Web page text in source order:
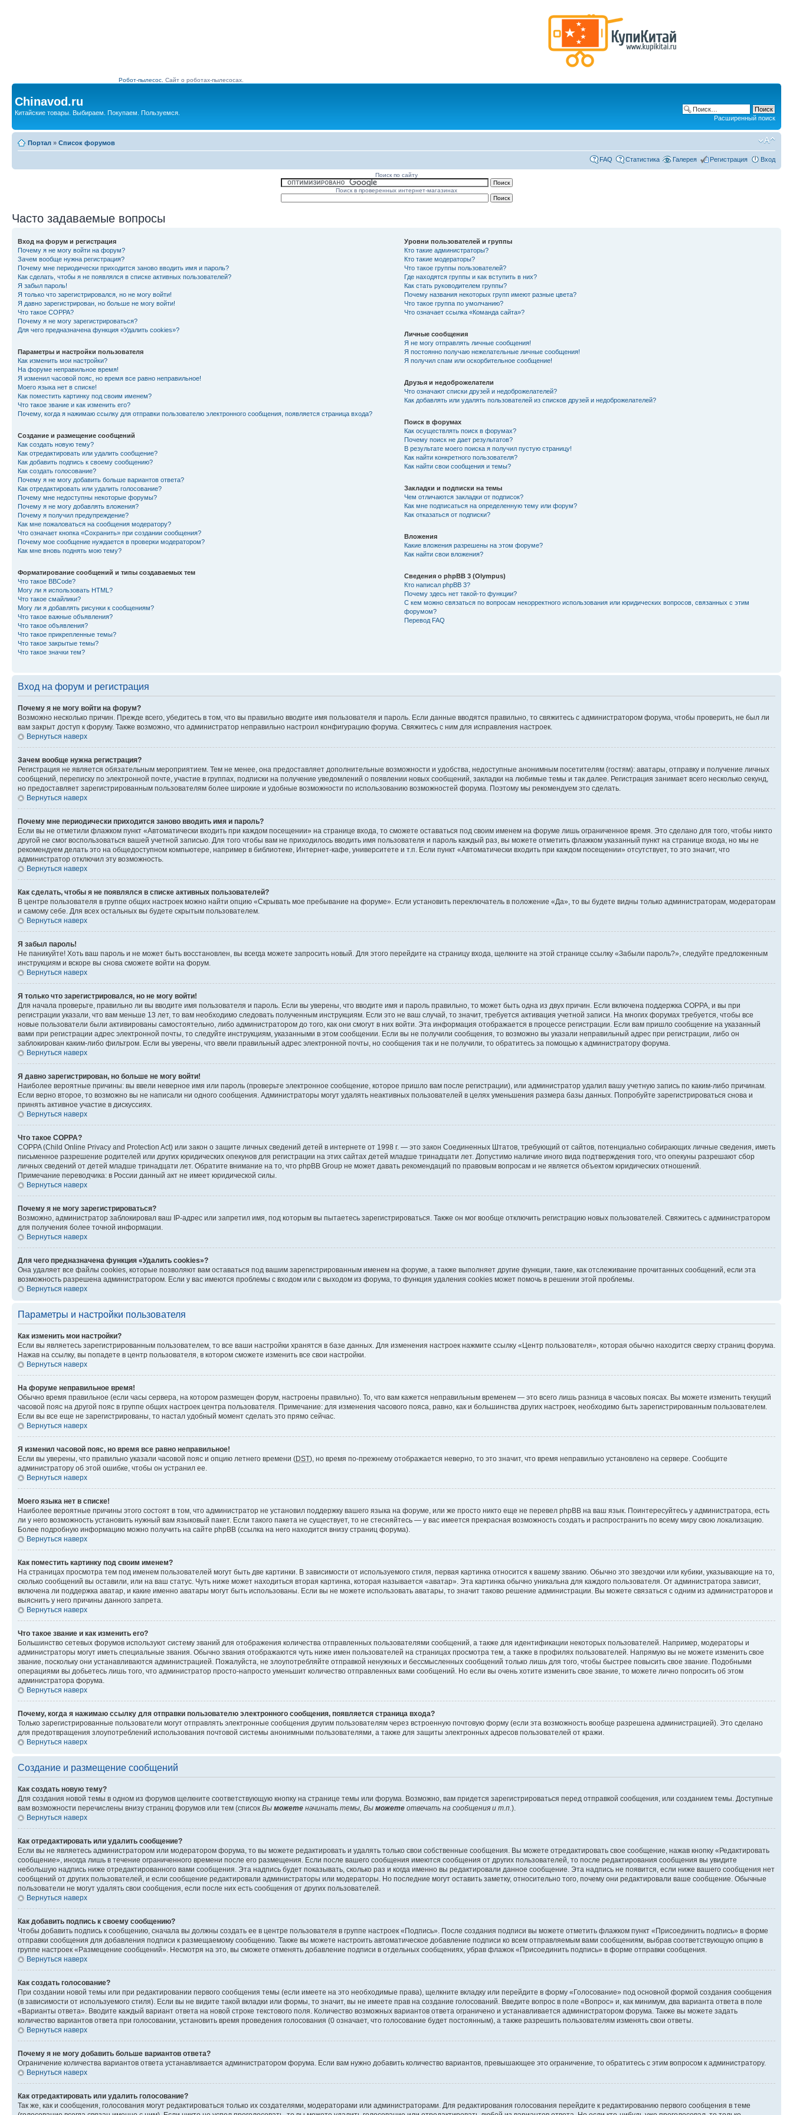
Робот-пылесос. Сайт о роботах-пылесосах.
Chinavod.ru
Китайские товары. Выбираем. Покупаем. Пользуемся.
Расширенный поиск
Портал » Список форумов
FAQ Статистика Галерея Регистрация Вход
Поиск по сайту
Поиск в проверенных интернет-магазинах
Часто задаваемые вопросы
Вход на форум и регистрация
Почему я не могу войти на форум?
Зачем вообще нужна регистрация?
Почему мне периодически приходится заново вводить имя и пароль?
Как сделать, чтобы я не появлялся в списке активных пользователей?
Я забыл пароль!
Я только что зарегистрировался, но не могу войти!
Я давно зарегистрирован, но больше не могу войти!
Что такое COPPA?
Почему я не могу зарегистрироваться?
Для чего предназначена функция «Удалить cookies»?
Параметры и настройки пользователя
Как изменить мои настройки?
На форуме неправильное время!
Я изменил часовой пояс, но время все равно неправильное!
Моего языка нет в списке!
Как поместить картинку под своим именем?
Что такое звание и как изменить его?
Почему, когда я нажимаю ссылку для отправки пользователю электронного сообщения, появляется страница входа?
Создание и размещение сообщений
Как создать новую тему?
Как отредактировать или удалить сообщение?
Как добавить подпись к своему сообщению?
Как создать голосование?
Почему я не могу добавить больше вариантов ответа?
Как отредактировать или удалить голосование?
Почему мне недоступны некоторые форумы?
Почему я не могу добавлять вложения?
Почему я получил предупреждение?
Как мне пожаловаться на сообщения модератору?
Что означает кнопка «Сохранить» при создании сообщения?
Почему мое сообщение нуждается в проверки модератором?
Как мне вновь поднять мою тему?
Форматирование сообщений и типы создаваемых тем
Что такое BBCode?
Могу ли я использовать HTML?
Что такое смайлики?
Могу ли я добавлять рисунки к сообщениям?
Что такое важные объявления?
Что такое объявления?
Что такое прикрепленные темы?
Что такое закрытые темы?
Что такое значки тем?
Уровни пользователей и группы
Кто такие администраторы?
Кто такие модераторы?
Что такое группы пользователей?
Где находятся группы и как вступить в них?
Как стать руководителем группы?
Почему названия некоторых групп имеют разные цвета?
Что такое группа по умолчанию?
Что означает ссылка «Команда сайта»?
Личные сообщения
Я не могу отправлять личные сообщения!
Я постоянно получаю нежелательные личные сообщения!
Я получил спам или оскорбительное сообщение!
Друзья и недоброжелатели
Что означают списки друзей и недоброжелателей?
Как добавлять или удалять пользователей из списков друзей и недоброжелателей?
Поиск в форумах
Как осуществлять поиск в форумах?
Почему поиск не дает результатов?
В результате моего поиска я получил пустую страницу!
Как найти конкретного пользователя?
Как найти свои сообщения и темы?
Закладки и подписки на темы
Чем отличаются закладки от подписок?
Как мне подписаться на определенную тему или форум?
Как отказаться от подписки?
Вложения
Какие вложения разрешены на этом форуме?
Как найти свои вложения?
Сведения о phpBB 3 (Olympus)
Кто написал phpBB 3?
Почему здесь нет такой-то функции?
С кем можно связаться по вопросам некорректного использования или юридических вопросов, связанных с этим
форумом?
Перевод FAQ
Вход на форум и регистрация
Почему я не могу войти на форум?
Возможно несколько причин. Прежде всего, убедитесь в том, что вы правильно вводите имя пользователя и пароль. Если данные вводятся правильно, то свяжитесь с администратором форума, чтобы проверить, не был ли
вам закрыт доступ к форуму. Также возможно, что администратор неправильно настроил конфигурацию форума. Свяжитесь с ним для исправления настроек.
Вернуться наверх
Зачем вообще нужна регистрация?
Регистрация не является обязательным мероприятием. Тем не менее, она предоставляет дополнительные возможности и удобства, недоступные анонимным посетителям (гостям): аватары, отправку и получение личных
сообщений, переписку по электронной почте, участие в группах, подписки на получение уведомлений о появлении новых сообщений, закладки на любимые темы и так далее. Регистрация занимает всего несколько секунд,
но предоставляет зарегистрированным пользователям более широкие и удобные возможности по использованию возможностей форума. Поэтому мы рекомендуем это сделать.
Вернуться наверх
Почему мне периодически приходится заново вводить имя и пароль?
Если вы не отметили флажком пункт «Автоматически входить при каждом посещении» на странице входа, то сможете оставаться под своим именем на форуме лишь ограниченное время. Это сделано для того, чтобы никто
другой не смог воспользоваться вашей учетной записью. Для того чтобы вам не приходилось вводить имя пользователя и пароль каждый раз, вы можете отметить флажком указанный пункт на странице входа, но мы не
рекомендуем делать это на общедоступном компьютере, например в библиотеке, Интернет-кафе, университете и т.п. Если пункт «Автоматически входить при каждом посещении» отсутствует, то это значит, что
администратор отключил эту возможность.
Вернуться наверх
Как сделать, чтобы я не появлялся в списке активных пользователей?
В центре пользователя в группе общих настроек можно найти опцию «Скрывать мое пребывание на форуме». Если установить переключатель в положение «Да», то вы будете видны только администраторам, модераторам
и самому себе. Для всех остальных вы будете скрытым пользователем.
Вернуться наверх
Я забыл пароль!
Не паникуйте! Хоть ваш пароль и не может быть восстановлен, вы всегда можете запросить новый. Для этого перейдите на страницу входа, щелкните на этой странице ссылку «Забыли пароль?», следуйте предложенным
инструкциям и вскоре вы снова сможете войти на форум.
Вернуться наверх
Я только что зарегистрировался, но не могу войти!
Для начала проверьте, правильно ли вы вводите имя пользователя и пароль. Если вы уверены, что вводите имя и пароль правильно, то может быть одна из двух причин. Если включена поддержка COPPA, и вы при
регистрации указали, что вам меньше 13 лет, то вам необходимо следовать полученным инструкциям. Если это не ваш случай, то значит, требуется активация учетной записи. На многих форумах требуется, чтобы все
новые пользователи были активированы самостоятельно, либо администратором до того, как они смогут в них войти. Эта информация отображается в процессе регистрации. Если вам пришло сообщение на указанный
вами при регистрации адрес электронной почты, то следуйте инструкциям, указанными в этом сообщении. Если вы не получили сообщения, то возможно вы указали неправильный адрес при регистрации, либо он
заблокирован каким-либо фильтром. Если вы уверены, что ввели правильный адрес электронной почты, но сообщения так и не получили, то обратитесь за помощью к администратору форума.
Вернуться наверх
Я давно зарегистрирован, но больше не могу войти!
Наиболее вероятные причины: вы ввели неверное имя или пароль (проверьте электронное сообщение, которое пришло вам после регистрации), или администратор удалил вашу учетную запись по каким-либо причинам.
Если верно второе, то возможно вы не написали ни одного сообщения. Администраторы могут удалять неактивных пользователей в целях уменьшения размера базы данных. Попробуйте зарегистрироваться снова и
принять активное участие в дискуссиях.
Вернуться наверх
Что такое COPPA?
COPPA (Child Online Privacy and Protection Act) или закон о защите личных сведений детей в интернете от 1998 г. — это закон Соединенных Штатов, требующий от сайтов, потенциально собирающих личные сведения, иметь
письменное разрешение родителей или других юридических опекунов для регистрации на этих сайтах детей младше тринадцати лет. Допустимо наличие иного вида подтверждения того, что опекуны разрешают сбор
личных сведений от детей младше тринадцати лет. Обратите внимание на то, что phpBB Group не может давать рекомендаций по правовым вопросам и не является объектом юридических отношений.
Примечание переводчика: в России данный акт не имеет юридической силы.
Вернуться наверх
Почему я не могу зарегистрироваться?
Возможно, администратор заблокировал ваш IP-адрес или запретил имя, под которым вы пытаетесь зарегистрироваться. Также он мог вообще отключить регистрацию новых пользователей. Свяжитесь с администратором
для получения более точной информации.
Вернуться наверх
Для чего предназначена функция «Удалить cookies»?
Она удаляет все файлы cookies, которые позволяют вам оставаться под вашим зарегистрированным именем на форуме, а также выполняет другие функции, такие, как отслеживание прочитанных сообщений, если эта
возможность разрешена администратором. Если у вас имеются проблемы с входом или с выходом из форума, то функция удаления cookies может помочь в решении этой проблемы.
Вернуться наверх
Параметры и настройки пользователя
Как изменить мои настройки?
Если вы являетесь зарегистрированным пользователем, то все ваши настройки хранятся в базе данных. Для изменения настроек нажмите ссылку «Центр пользователя», которая обычно находится сверху страниц форума.
Нажав на ссылку, вы попадете в центр пользователя, в котором сможете изменить все свои настройки.
Вернуться наверх
На форуме неправильное время!
Обычно время правильное (если часы сервера, на котором размещен форум, настроены правильно). То, что вам кажется неправильным временем — это всего лишь разница в часовых поясах. Вы можете изменить текущий
часовой пояс на другой пояс в группе общих настроек центра пользователя. Примечание: для изменения часового пояса, равно, как и большинства других настроек, необходимо быть зарегистрированным пользователем.
Если вы все еще не зарегистрированы, то настал удобный момент сделать это прямо сейчас.
Вернуться наверх
Я изменил часовой пояс, но время все равно неправильное!
Если вы уверены, что правильно указали часовой пояс и опцию летнего времени (DST), но время по-прежнему отображается неверно, то это значит, что время неправильно установлено на сервере. Сообщите
администратору об этой ошибке, чтобы он устранил ее.
Вернуться наверх
Моего языка нет в списке!
Наиболее вероятные причины этого состоят в том, что администратор не установил поддержку вашего языка на форуме, или же просто никто еще не перевел phpBB на ваш язык. Поинтересуйтесь у администратора, есть
ли у него возможность установить нужный вам языковый пакет. Если такого пакета не существует, то не стесняйтесь — у вас имеется прекрасная возможность создать и распространить по всему миру свою локализацию.
Более подробную информацию можно получить на сайте phpBB (ссылка на него находится внизу страниц форума).
Вернуться наверх
Как поместить картинку под своим именем?
На страницах просмотра тем под именем пользователей могут быть две картинки. В зависимости от используемого стиля, первая картинка относится к вашему званию. Обычно это звездочки или кубики, указывающие на то,
сколько сообщений вы оставили, или на ваш статус. Чуть ниже может находиться вторая картинка, которая называется «аватар». Эта картинка обычно уникальна для каждого пользователя. От администратора зависит,
включена ли поддержка аватар, и какие именно аватары могут быть использованы. Если вы не можете использовать аватары, то значит таково решение администрации. Вы можете связаться с одним из администраторов и
выяснить у него причины данного запрета.
Вернуться наверх
Что такое звание и как изменить его?
Большинство сетевых форумов используют систему званий для отображения количества отправленных пользователями сообщений, а также для идентификации некоторых пользователей. Например, модераторы и
администраторы могут иметь специальные звания. Обычно звания отображаются чуть ниже имен пользователей на страницах просмотра тем, а также в профилях пользователей. Напрямую вы не можете изменить свое
звание, поскольку они устанавливаются администрацией. Пожалуйста, не злоупотребляйте отправкой ненужных и бессмысленных сообщений только лишь для того, чтобы быстрее повысить свое звание. Подобными
операциями вы добьетесь лишь того, что администратор просто-напросто уменьшит количество отправленных вами сообщений. Но если вы очень хотите изменить свое звание, то можете лично попросить об этом
администратора форума.
Вернуться наверх
Почему, когда я нажимаю ссылку для отправки пользователю электронного сообщения, появляется страница входа?
Только зарегистрированные пользователи могут отправлять электронные сообщения другим пользователям через встроенную почтовую форму (если эта возможность вообще разрешена администрацией). Это сделано
для предотвращения злоупотреблений использования почтовой системы анонимными пользователями, а также для защиты электронных адресов пользователей от кражи.
Вернуться наверх
Создание и размещение сообщений
Как создать новую тему?
Для создания новой темы в одном из форумов щелкните соответствующую кнопку на странице темы или форума. Возможно, вам придется зарегистрироваться перед отправкой сообщения, или созданием темы. Доступные
вам возможности перечислены внизу страниц форумов или тем (список Вы можете начинать темы, Вы можете отвечать на сообщения и т.п. ).
Вернуться наверх
Как отредактировать или удалить сообщение?
Если вы не являетесь администратором или модератором форума, то вы можете редактировать и удалять только свои собственные сообщения. Вы можете отредактировать свое сообщение, нажав кнопку «Редактировать
сообщение», иногда лишь в течение ограниченного времени после его размещения. Если после вашего сообщения имеются сообщения от других пользователей, то после редактирования сообщения вы увидите
небольшую надпись ниже отредактированного вами сообщения. Эта надпись будет показывать, сколько раз и когда именно вы редактировали данное сообщение. Эта надпись не появится, если ниже вашего сообщения нет
сообщений от других пользователей, и если сообщение редактировали администраторы или модераторы. Но последние могут оставить заметку, относительно того, почему они редактировали ваше сообщение. Обычные
пользователи не могут удалять свои сообщения, если после них есть сообщения от других пользователей.
Вернуться наверх
Как добавить подпись к своему сообщению?
Чтобы добавить подпись к сообщению, сначала вы должны создать ее в центре пользователя в группе настроек «Подпись». После создания подписи вы можете отметить флажком пункт «Присоединить подпись» в форме
отправки сообщения для добавления подписи к размещаемому сообщению. Также вы можете настроить автоматическое добавление подписи ко всем отправляемым вами сообщениям, выбрав соответствующую опцию в
группе настроек «Размещение сообщений». Несмотря на это, вы сможете отменять добавление подписи в отдельных сообщениях, убрав флажок «Присоединить подпись» в форме отправки сообщения.
Вернуться наверх
Как создать голосование?
При создании новой темы или при редактировании первого сообщения темы (если имеете на это необходимые права), щелкните вкладку или перейдите в форму «Голосование» под основной формой создания сообщения
(в зависимости от используемого стиля). Если вы не видите такой вкладки или формы, то значит, вы не имеете прав на создание голосований. Введите вопрос в поле «Вопрос» и, как минимум, два варианта ответа в поле
«Варианты ответа». Вводите каждый вариант ответа на новой строке текстового поля. Количество возможных вариантов ответа ограничено и устанавливается администратором форума. Также вы можете задать
количество вариантов ответа при голосовании, установить время проведения голосования (0 означает, что голосование будет постоянным), а также разрешить пользователям изменять свои ответы.
Вернуться наверх
Почему я не могу добавить больше вариантов ответа?
Ограничение количества вариантов ответа устанавливается администратором форума. Если вам нужно добавить количество вариантов, превышающее это ограничение, то обратитесь с этим вопросом к администратору.
Вернуться наверх
Как отредактировать или удалить голосование?
Так же, как и сообщения, голосования могут редактироваться только их создателями, модераторами или администраторами. Для редактирования голосования перейдите к редактированию первого сообщения в теме